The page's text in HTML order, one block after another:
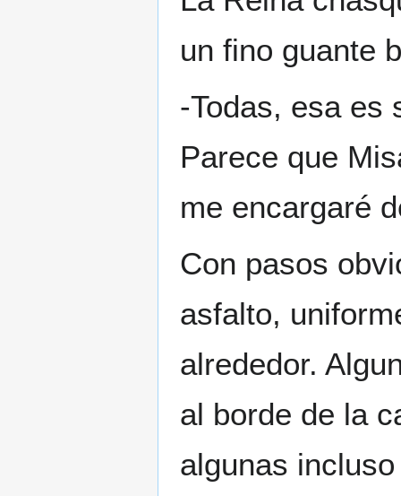
un fino guante
-Todas, esa es
Parece que
me encargaré
Con pasos
asfalto,
alrededor.
al borde de la
algunas